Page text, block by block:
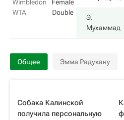
Wimbledon
WTA
Female
Double
Э.
Мухаммад
Общее Эмма Радукану
Собака Калинской
получила персональную